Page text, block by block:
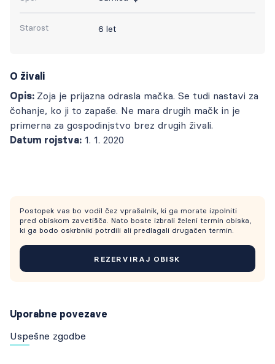
Starost 6 let
O živali
Opis: Zoja je prijazna odrasla mačka. Se tudi nastavi za
čohanje, ko ji to zapaše. Ne mara drugih mačk in je
primerna za gospodinjstvo brez drugih živali.
Datum rojstva: 1. 1. 2020
Postopek vas bo vodil čez vprašalnik, ki ga morate izpolniti
pred obiskom zavetišča. Nato boste izbrali želeni termin obiska,
ki ga bodo oskrbniki potrdili ali predlagali drugačen termin.
REZERVIRAJ OBISK
Uporabne povezave
Uspešne zgodbe